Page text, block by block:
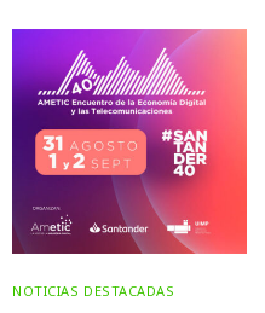
NOTICIAS DESTACADAS